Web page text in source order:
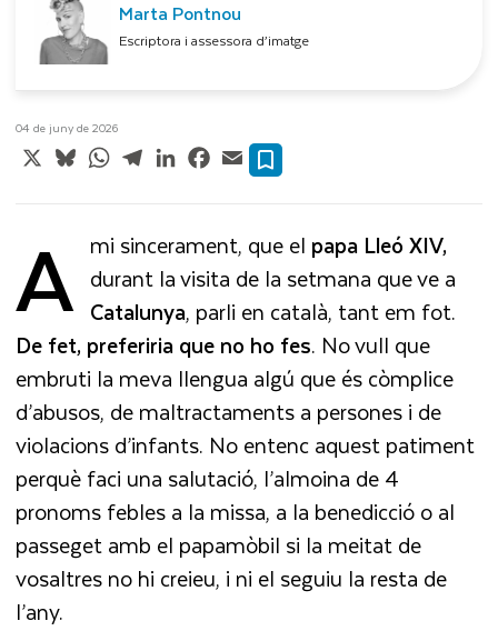
Marta Pontnou
Escriptora i assessora d’imatge
04 de juny de 2026
X BlueskyWhatsApp
TelegramLinkedInFacebook
Email
A mi sincerament, que el papa Lleó XIV,
durant la visita de la setmana que ve a
Catalunya, parli en català, tant em fot.
De fet, preferiria que no ho fes. No vull que
embruti la meva llengua algú que és còmplice
d’abusos, de maltractaments a persones i de
violacions d’infants. No entenc aquest patiment
perquè faci una salutació, l’almoina de 4
pronoms febles a la missa, a la benedicció o al
passeget amb el papamòbil si la meitat de
vosaltres no hi creieu, i ni el seguiu la resta de
l’any.